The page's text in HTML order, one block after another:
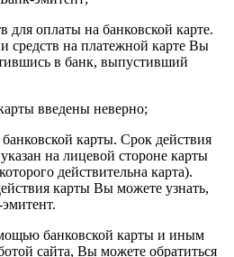
для оплаты на банковской карте.
средств на платежной карте Вы
в банк, выпустивший
введены неверно;
банковской карты. Срок действия
на лицевой стороне карты
действительна карта).
карты Вы можете узнать,
банковской карты и иным
сайта, Вы можете обратиться